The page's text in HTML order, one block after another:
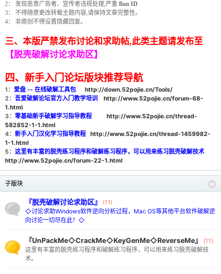
解
-
2： 发现恶意广告者、宣传者违规处理,严重 Ban ID
3： 不得随意更改转载主题内容,请保持文章完整性。
4： 非原创不得设置隐藏回复。
三、本版严禁发布讨论和求助帖,此类主题请发布至
【脱壳破解讨论求助区】
四、新手入门论坛版块推荐导航
1： 爱盘 -- 在线破解工具包
http://down.52pojie.cn/Tools/
2： 吾爱破解论坛官方入门教学培训
http://www.52pojie.cn/forum-68-
1.html
3： 零基础新手破解学习指导教程
http://www.52pojie.cn/thread-
582852-1-1.html
4： 新手入门汉化学习指导教程 http://www.52pojie.cn/thread-1459982-
1-1.html
5： 这里有丰富的脱壳练习程序和破解练习程序，可以用来练习脱壳破解技术
http://www.52pojie.cn/forum-22-1.html
子版块
『脱壳破解讨论求助区』
(11)
◇讨论求助Windows软件逆向分析过程，Mac OS等其他平台软件破解逆
向讨论一切尽在此！◇
『UnPackMe◇CrackMe◇KeyGenMe◇ReverseMe』
(11)
这里有丰富的脱壳练习程序和破解练习程序，可以用来练习脱壳破解技
术。